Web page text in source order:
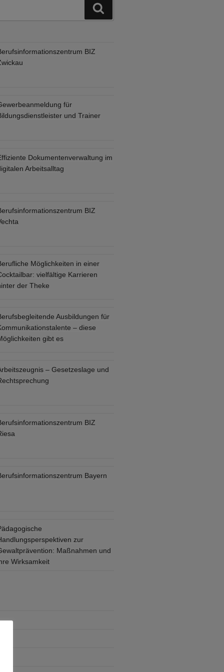
BIZ
für
und Trainer
Dokumentenverwaltung im
Arbeitsalltag
BIZ
Möglichkeiten in einer
vielfältige Karrieren
der Theke
Ausbildungen für
– diese
gibt es
– Gesetzeslage und
BIZ
Bayern
zur
Maßnahmen und
Wirksamkeit